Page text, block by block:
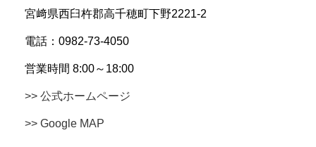
宮﨑県西臼杵郡高千穂町下野2221-2
電話：0982-73-4050
営業時間 8:00～18:00
>> 公式ホームページ
>> Google MAP